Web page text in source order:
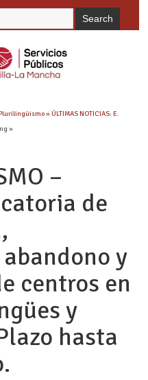
»ÚLTIMAS NOTICIAS: E.
»
–
de
y
centros en
y
hasta